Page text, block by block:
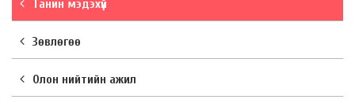
Танин мэдэхүй
Зөвлөгөө
Олон нийтийн ажил